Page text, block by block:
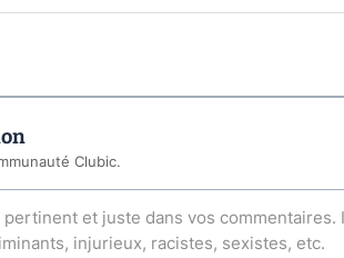
Clubic.